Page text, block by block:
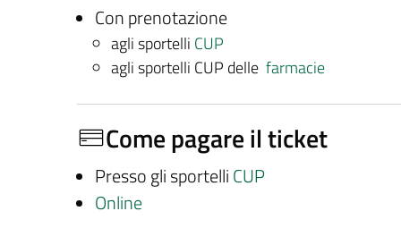
Con prenotazione
agli sportelli CUP
agli sportelli CUP delle farmacie
Come pagare il ticket
Presso gli sportelli CUP
Online